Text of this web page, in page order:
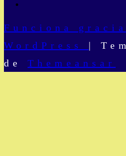
Funciona
WordPress |
de Themeansar